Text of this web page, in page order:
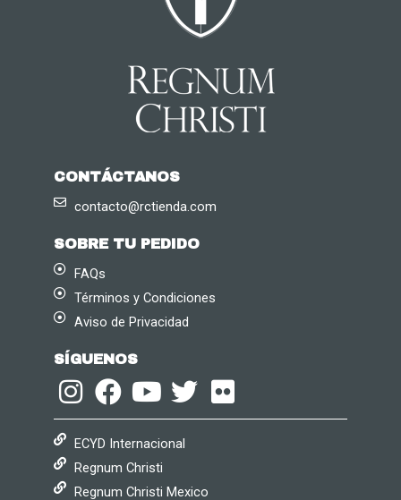
CONTÁCTANOS
contacto@rctienda.com
SOBRE TU PEDIDO
FAQs
Términos y Condiciones
Aviso de Privacidad
SÍGUENOS
ECYD Internacional
Regnum Christi
Regnum Christi Mexico